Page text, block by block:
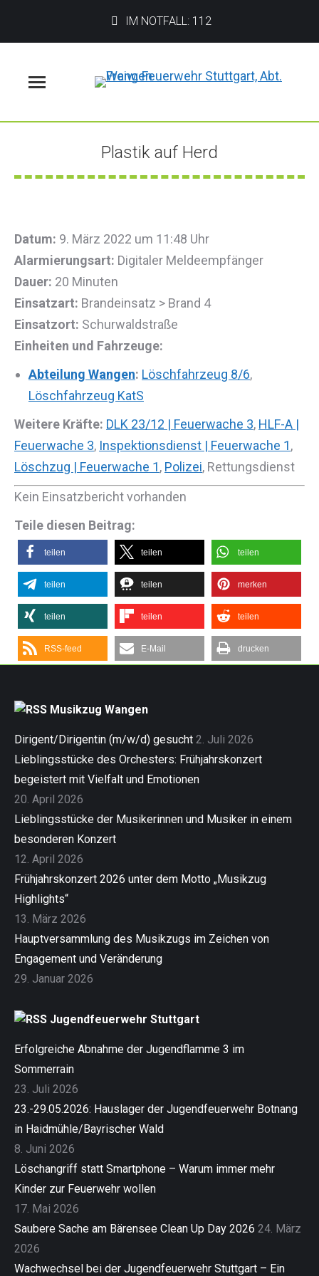
IM NOTFALL: 112
Plastik auf Herd
Sie befinden sich hier:
Datum: 9. März 2022 um 11:48 Uhr
Alarmierungsart: Digitaler Meldeempfänger
Dauer: 20 Minuten
Einsatzart: Brandeinsatz > Brand 4
Einsatzort: Schurwaldstraße
Einheiten und Fahrzeuge:
Abteilung Wangen: Löschfahrzeug 8/6,
Löschfahrzeug KatS
Weitere Kräfte: DLK 23/12 | Feuerwache 3, HLF-A |
Feuerwache 3, Inspektionsdienst | Feuerwache 1,
Löschzug | Feuerwache 1, Polizei, Rettungsdienst
Kein Einsatzbericht vorhanden
Teile diesen Beitrag:
teilen teilen teilen
teilen teilen merken
teilen teilen teilen
RSS-feed E-Mail drucken
Musikzug Wangen
Dirigent/Dirigentin (m/w/d) gesucht 2. Juli 2026
Lieblingsstücke des Orchesters: Frühjahrskonzert
begeistert mit Vielfalt und Emotionen
20. April 2026
Lieblingsstücke der Musikerinnen und Musiker in einem
besonderen Konzert
12. April 2026
Frühjahrskonzert 2026 unter dem Motto „Musikzug
Highlights“
13. März 2026
Hauptversammlung des Musikzugs im Zeichen von
Engagement und Veränderung
29. Januar 2026
Jugendfeuerwehr Stuttgart
Erfolgreiche Abnahme der Jugendflamme 3 im
Sommerrain
23. Juli 2026
23.-29.05.2026: Hauslager der Jugendfeuerwehr Botnang
in Haidmühle/Bayrischer Wald
8. Juni 2026
Löschangriff statt Smartphone – Warum immer mehr
Kinder zur Feuerwehr wollen
17. Mai 2026
Saubere Sache am Bärensee Clean Up Day 2026 24. März
2026
Wachwechsel bei der Jugendfeuerwehr Stuttgart – Ein